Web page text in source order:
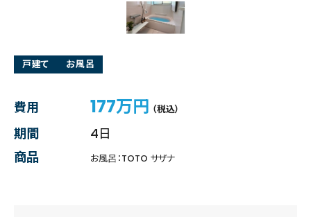
戸建て お風呂
費用 177万円 （税込）
期間
4日
商品
お風呂：TOTO サザナ